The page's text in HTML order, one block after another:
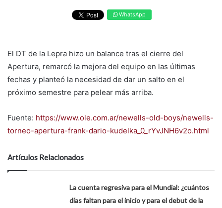
WhatsApp
El DT de la Lepra hizo un balance tras el cierre del
Apertura, remarcó la mejora del equipo en las últimas
fechas y planteó la necesidad de dar un salto en el
próximo semestre para pelear más arriba.
Fuente: https://www.ole.com.ar/newells-old-boys/newells-
torneo-apertura-frank-dario-kudelka_0_rYvJNH6v2o.html
Artículos Relacionados
La cuenta regresiva para el Mundial: ¿cuántos
días faltan para el inicio y para el debut de la